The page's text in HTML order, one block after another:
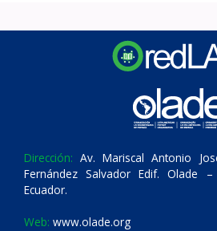
Dirección: Av. Mariscal Antonio
Fernández Salvador Edif. Olade
Ecuador.
Web: www.olade.org